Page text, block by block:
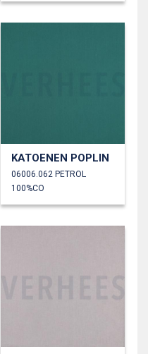
KATOENEN POPLIN
06006.062 PETROL
100%CO